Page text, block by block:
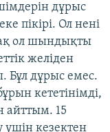
дұрыс
пікірі. Ол нені
ол шындықты
желіден
Бұл дұрыс емес.
кететінімді,
айттым. 15
үшін кезектен